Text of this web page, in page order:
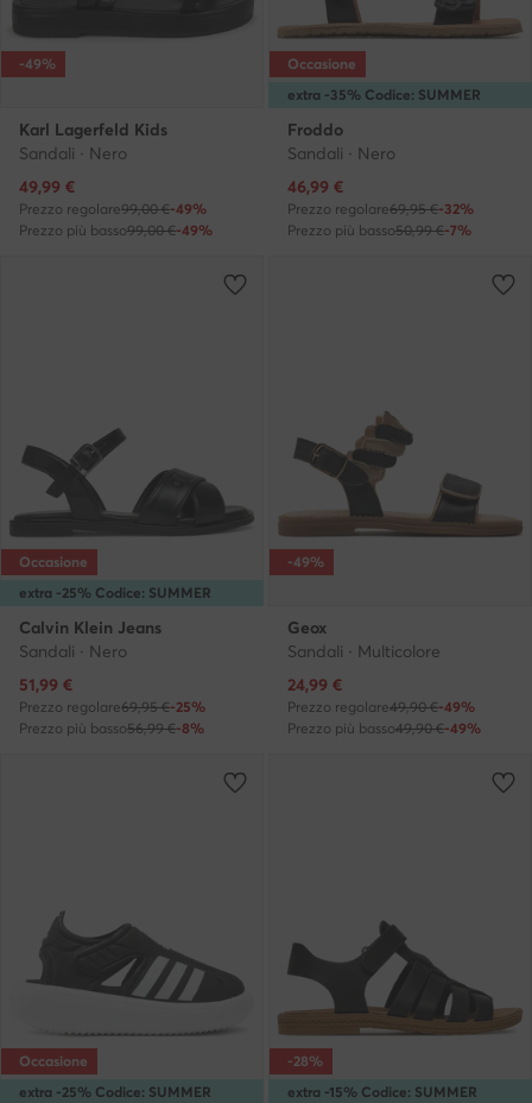
-49%
Karl Lagerfeld Kids
Sandali · Nero
Prezzo attuale
49,99 €
Prezzo regolare99,00 €-49%
Prezzo più basso99,00 €-49%
extra -35% Codice: SUMMER
Occasione
Froddo
Sandali · Nero
Prezzo attuale
46,99 €
Prezzo regolare69,95 €-32%
Prezzo più basso50,99 €-7%
extra -25% Codice: SUMMER
Occasione
Calvin Klein Jeans
Sandali · Nero
Prezzo attuale
51,99 €
Prezzo regolare69,95 €-25%
Prezzo più basso56,99 €-8%
-49%
Geox
Sandali · Multicolore
Prezzo attuale
24,99 €
Prezzo regolare49,90 €-49%
Prezzo più basso49,90 €-49%
extra -25% Codice: SUMMER
Occasione
extra -15% Codice: SUMMER
-28%